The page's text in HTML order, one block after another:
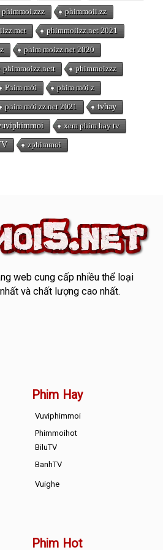
phimmoi.zzz phimmoii.zz
phimmoiizz.net 2021
phim moizz.net 2020
phimmoizz.nett phimmoizzz
Phim mới phim mới z
phim mới zz.net 2021 tvhay
xem phim hay tv
zphimmoi
web cung cấp nhiều thể loại
và chất lượng cao nhất.
Phim Hay
Vuviphimmoi
Phimmoihot
BiluTV
BanhTV
Vuighe
Phim Hot